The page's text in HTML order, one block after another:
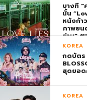
บางที “
นั้น
หนังก้า
ภาพยน
ย่าน”
KOREA
กดบัตร
สุดยอด
KOREA